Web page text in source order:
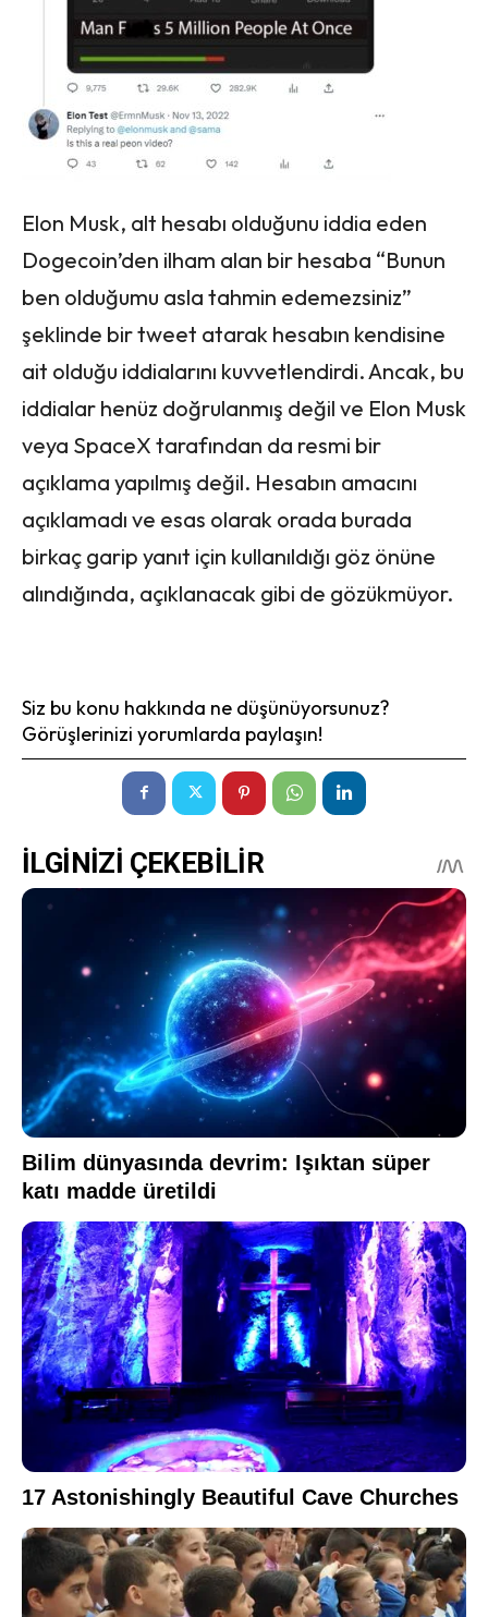
Elon Musk, alt hesabı olduğunu iddia eden
Dogecoin’den ilham alan bir hesaba “Bunun
ben olduğumu asla tahmin edemezsiniz”
şeklinde bir tweet atarak hesabın kendisine
ait olduğu iddialarını kuvvetlendirdi. Ancak, bu
iddialar henüz doğrulanmış değil ve Elon Musk
veya SpaceX tarafından da resmi bir
açıklama yapılmış değil. Hesabın amacını
açıklamadı ve esas olarak orada burada
birkaç garip yanıt için kullanıldığı göz önüne
alındığında, açıklanacak gibi de gözükmüyor.
Siz bu konu hakkında ne düşünüyorsunuz?
Görüşlerinizi yorumlarda paylaşın!